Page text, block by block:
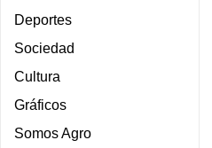
Deportes
Sociedad
Cultura
Gráficos
Somos Agro